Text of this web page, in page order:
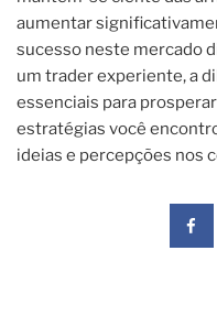
aumentar
sucesso neste mercado
um trader experiente, a
essenciais para
estratégias você
ideias e percepções nos